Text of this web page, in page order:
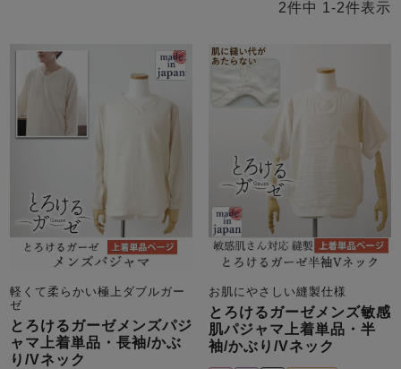
春 夏 秋 冬
ガールズパジャマ
サッカー/ちぢみ 楊
体型別におすすめパジ
年齢別におすすめパジ
ルームウェア
インナーウェア 生活雑貨 カタログギフト
作務衣
羽織・バスロ
上着単品
すべてのメン
半袖 七分袖
会社概要 お買い物ガイド
SDGsの取り組み
2件中 1 -2件表示
軽くて柔らかい極上ダブルガー
ゼ
とろけるガーゼメンズパジ
ャマ上着単品・長袖/かぶ
り/Vネック
お肌にやさしい縫製仕様
とろけるガーゼメンズ敏感
肌パジャマ上着単品・半
袖/かぶり/Vネック